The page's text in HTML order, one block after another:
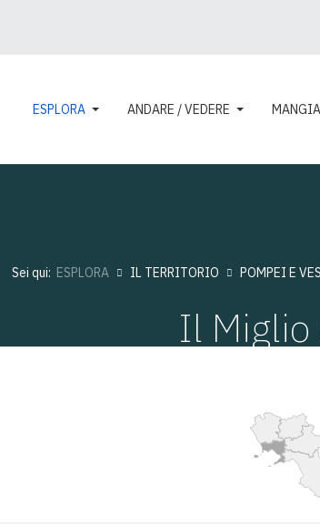
ESPLORA ANDARE / VEDERE
Sei qui: ESPLORA IL TERRITORIO POMPEI E
Il Miglio